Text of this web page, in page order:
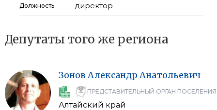
Должность директор
Депутаты того же региона
Зонов Александр Анатольевич
ПРЕДСТАВИТЕЛЬНЫЙ ОРГАН ПОСЕЛЕНИЯ
Алтайский край